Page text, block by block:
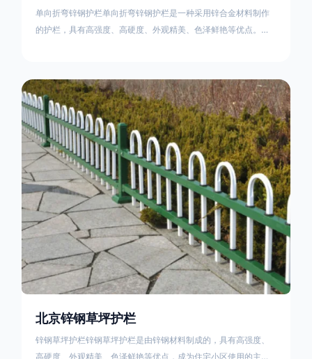
单向折弯锌钢护栏单向折弯锌钢护栏是一种采用锌合金材料制作
的护栏，具有高强度、高硬度、外观精美、色泽鲜艳等优点。该
再加上防盗垫圈，这样能够避免护栏被人轻易拆卸；适合于大批
量生产，能够很好的与自然相融合。单向折弯锌钢护栏可以用于
住宅小区、工厂院校、道路交通等场所。该产品具有高强度、高
硬度、外观
北京锌钢草坪护栏
锌钢草坪护栏锌钢草坪护栏是由锌钢材料制成的，具有高强度、
高硬度、外观精美、色泽鲜艳等优点，成为住宅小区使用的主流